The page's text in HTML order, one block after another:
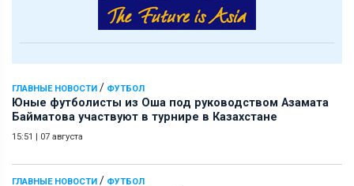
ГЛАВНЫЕ НОВОСТИ / ФУТБОЛ
Юные футболисты из Оша под руководством Азамата
Байматова участвуют в турнире в Казахстане
15:51 | 07 августа
ГЛАВНЫЕ НОВОСТИ / ФУТБОЛ